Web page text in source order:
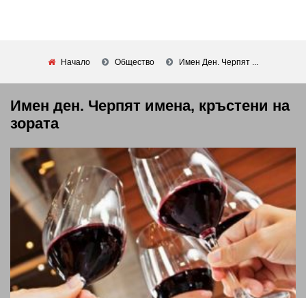
Начало Общество Имен Ден. Черпят ...
Имен ден. Черпят имена, кръстени на
зората